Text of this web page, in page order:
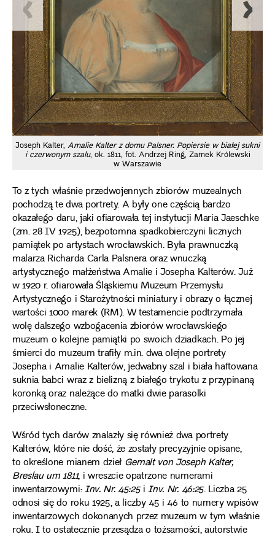
Joseph Kalter, Amalie Kalter z domu Palsner. Popiersie w białej sukni
i czerwonym szalu, ok. 1811, fot. Andrzej Ring, Zamek Królewski
w Warszawie
To z tych właśnie przedwojennych zbiorów muzealnych
pochodzą te dwa portrety. A były one częścią bardzo
okazałego daru, jaki ofiarowała tej instytucji Maria Jaeschke
(zm. 28 IV 1925), bezpotomna spadkobierczyni licznych
pamiątek po artystach wrocławskich. Była prawnuczką
malarza Richarda Carla Palsnera oraz wnuczką
artystycznego małżeństwa Amalie i Josepha Kalterów. Już
w 1920 r. ofiarowała Śląskiemu Muzeum Przemysłu
Artystycznego i Starożytności miniatury i obrazy o łącznej
wartości 1000 marek (RM). W testamencie podtrzymała
wolę dalszego wzbogacenia zbiorów wrocławskiego
muzeum o kolejne pamiątki po swoich dziadkach. Po jej
śmierci do muzeum trafiły m.in. dwa olejne portrety
Josepha i Amalie Kalterów, jedwabny szal i biała haftowana
suknia babci wraz z bielizną z białego trykotu z przypinaną
koronką oraz należące do matki dwie parasolki
przeciwsłoneczne.
Wśród tych darów znalazły się również dwa portrety
Kalterów, które nie dość, że zostały precyzyjnie opisane,
to określone mianem dziełGemalt von Joseph Kalter,
Breslau um 1811, i wreszcie opatrzone numerami
inwentarzowymi:Inv. Nr. 45:25iInv. Nr. 46:25. Liczba 25
odnosi się do roku 1925, a liczby 45 i 46 to numery wpisów
inwentarzowych dokonanych przez muzeum w tym właśnie
roku. I to ostatecznie przesądza o tożsamości, autorstwie